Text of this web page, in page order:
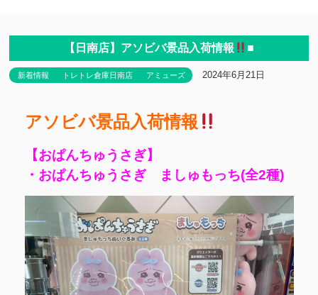
【日南店】アソビバ景品入荷情報 ■
新着情報 トレトレ倉庫日南店 アミューズ 2024年6月21日
アソビバ景品入荷情報
【おぱんちゅうさぎ】
・おぱんちゅうさぎ ましゅもっち(全2種)